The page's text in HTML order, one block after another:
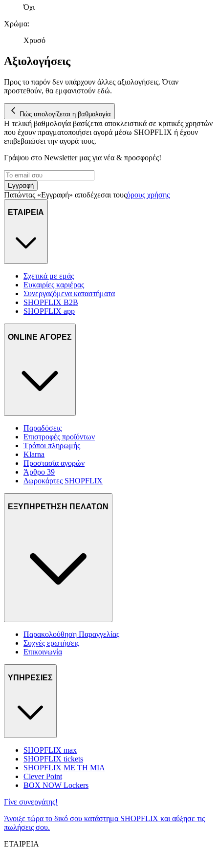
παρέχουμε λειτουργίες μέσων κοινωνικής δικτύωσης και να
αναλύουμε την κυκλοφορία μας. Εμείς και οι 1022 συνεργάτες
μας επεξεργαζόμαστε προσωπικά σας δεδομένα, π.χ. τη
για να αποθηκεύουμε και να έχουμε πρόσβαση σε πληροφορίες
διαφημίσεων και περιεχομένου, τις μετρήσεις σχετικά με
μας και την ανάπτυξη προϊόντων. Επίσης, κοινοποιούμε
πληροφορίες σχετικά με την από μέρους σας χρήση της
δικτύωσης, διαφημίσεων και ανάλυσης.
Όχι
Χρώμα:
Χρυσό
Αξιολογήσεις
Προς το παρόν δεν υπάρχουν άλλες αξιολογήσεις. Όταν
προστεθούν, θα εμφανιστούν εδώ.
Πώς υπολογίζεται η βαθμολογία
Η τελική βαθμολογία βασίζεται αποκλειστικά σε κριτικές χρηστών
που έχουν πραγματοποιήσει αγορά μέσω SHOPFLIX ή έχουν
επιβεβαιώσει την αγορά τους.
Γράψου στο Νewsletter μας για νέα & προσφορές!
Εγγραφή
Πατώντας «Εγγραφή» αποδέχεσαι τουςόρους χρήσης
ΕΤΑΙΡΕΙΑ
Σχετικά με εμάς
Ευκαιρίες καριέρας
Συνεργαζόμενα καταστήματα
SHOPFLIX B2B
SHOPFLIX app
ONLINE ΑΓΟΡΕΣ
Παραδόσεις
Επιστροφές προϊόντων
Τρόποι πληρωμής
Klarna
Προστασία αγορών
Άρθρο 39
Δωροκάρτες SHOPFLIX
ΕΞΥΠΗΡΕΤΗΣΗ ΠΕΛΑΤΩΝ
Παρακολούθηση Παραγγελίας
Συχνές ερωτήσεις
Επικοινωνία
ΥΠΗΡΕΣΙΕΣ
SHOPFLIX max
SHOPFLIX tickets
SHOPFLIX ΜΕ ΤΗ ΜΙΑ
Clever Point
BOX NOW Lockers
Γίνε συνεργάτης!
Άνοιξε τώρα το δικό σου κατάστημα SHOPFLIX και αύξησε τις
πωλήσεις σου.
ΕΤΑΙΡΕΙΑ